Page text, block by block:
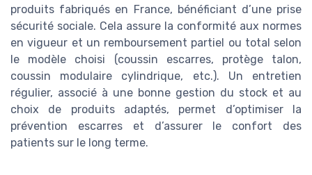
produits fabriqués en France, bénéficiant d’une prise
sécurité sociale. Cela assure la conformité aux normes
en vigueur et un remboursement partiel ou total selon
le modèle choisi (coussin escarres, protège talon,
coussin modulaire cylindrique, etc.). Un entretien
régulier, associé à une bonne gestion du stock et au
choix de produits adaptés, permet d’optimiser la
prévention escarres et d’assurer le confort des
patients sur le long terme.